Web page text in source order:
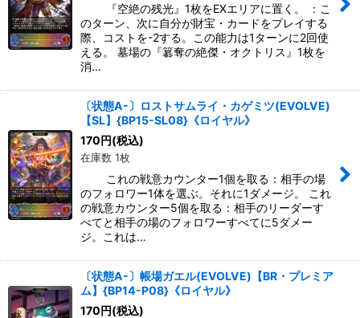
『空絶の残光』1枚をEXエリアに置く。 ：こ
のターン、次に自分が財宝・カードをプレイする
際、コストを-2する。この能力は1ターンに2回使
える。 墓場の『簒奪の絶傑・オクトリス』1枚を
消…
〔状態A-〕ロストサムライ・カゲミツ(EVOLVE)
【SL】{BP15-SL08}《ロイヤル》
170円(税込)
在庫数 1枚
これの戦意カウンター1個を取る：相手の場
のフォロワー1体を選ぶ。それに1ダメージ。 これ
の戦意カウンター5個を取る：相手のリーダーす
べてと相手の場のフォロワーすべてに5ダメー
ジ。これは…
〔状態A-〕帳場ガエル(EVOLVE)【BR・プレミア
ム】{BP14-P08}《ロイヤル》
170円(税込)